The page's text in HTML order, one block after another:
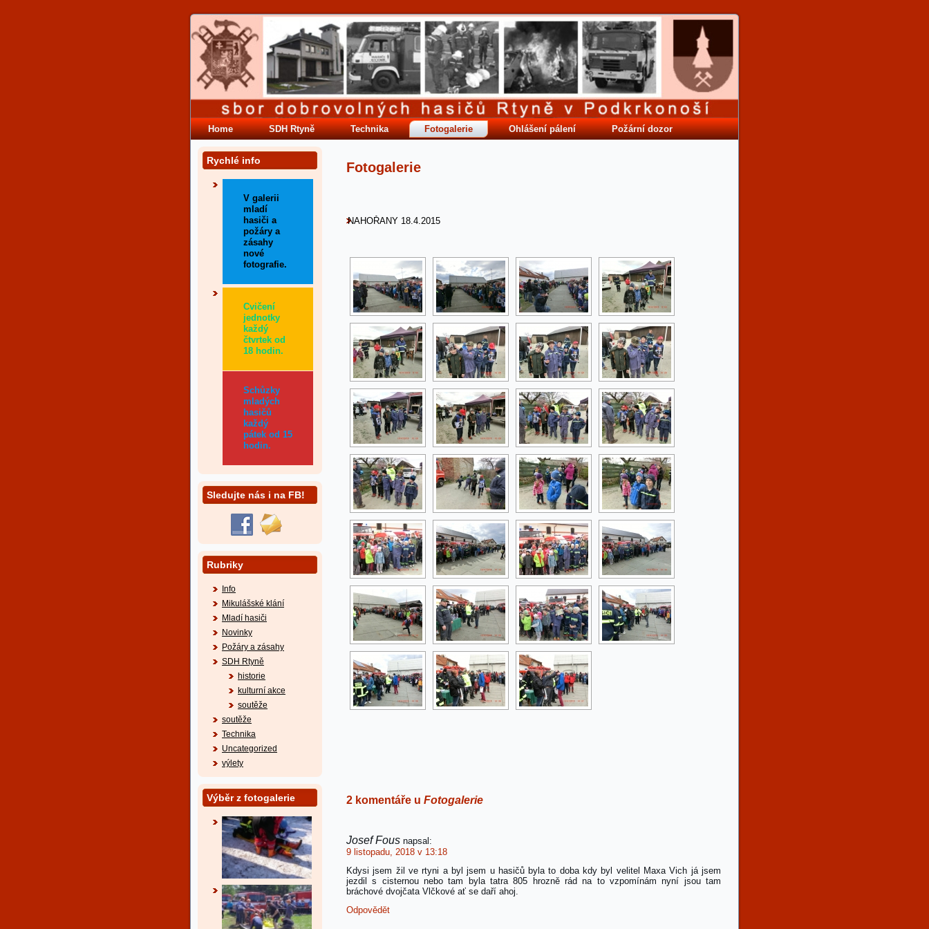
Home SDH Rtyně Technika Fotogalerie Ohlášení pálení Požární dozor
Rychlé info
V galerii
mladí
hasiči a
požáry a
zásahy
nové
fotografie.
Cvičení
jednotky
každý
čtvrtek od
18 hodin.
Schůzky
mladých
hasičů
každý
pátek od 15
hodin.
Sledujte nás i na FB!
Rubriky
Info
Mikulášské klání
Mladí hasiči
Novinky
Požáry a zásahy
SDH Rtyně
historie
kulturní akce
soutěže
soutěže
Technika
Uncategorized
výlety
Výběr z fotogalerie
Fotogalerie
NAHOŘANY 18.4.2015
2 komentáře u Fotogalerie
Josef Fous napsal:
9 listopadu, 2018 v 13:18
Kdysi jsem žil ve rtyni a byl jsem u hasičů byla to doba kdy byl velitel Maxa Vich já jsem
jezdil s cisternou nebo tam byla tatra 805 hrozně rád na to vzpomínám nyní jsou tam
bráchové dvojčata Vlčkové ať se daří ahoj.
Odpovědět